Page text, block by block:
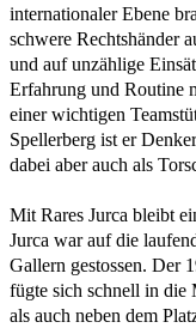
internationaler Ebene
schwere Rechtshänder
und auf unzählige
Erfahrung und Routine
einer wichtigen
Spellerberg ist er
dabei aber auch als
Mit Rares Jurca bleibt
Jurca war auf die
Gallern gestossen. Der
fügte sich schnell in die
als auch neben dem